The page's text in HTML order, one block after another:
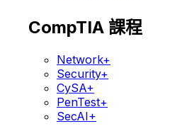
CompTIA 課程
Network+
Security+
CySA+
PenTest+
SecAI+